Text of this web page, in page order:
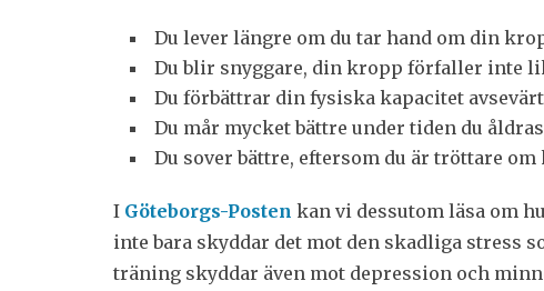
Du lever längre om du tar hand om din
Du blir snyggare, din kropp förfaller inte
Du förbättrar din fysiska kapacitet
Du mår mycket bättre under tiden du
Du sover bättre, eftersom du är tröttare
I Göteborgs-Posten kan vi dessutom läsa om
inte bara skyddar det mot den skadliga stress
träning skyddar även mot depression och